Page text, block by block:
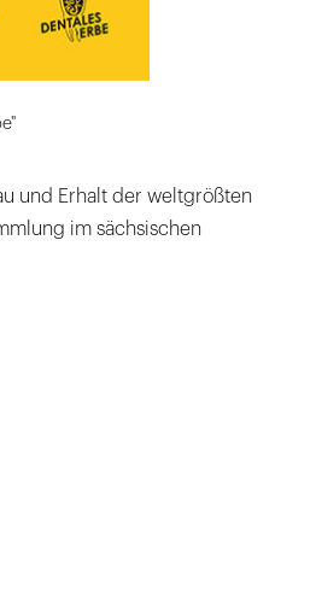
und Erhalt der weltgrößten
im sächsischen